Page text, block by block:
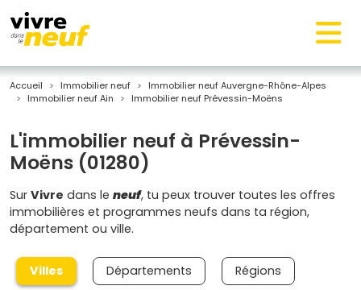
Accueil Immobilier neuf
Immobilier neuf Auvergne-Rhône-Alpes
Immobilier neuf Ain
Immobilier neuf Prévessin-Moëns
L'immobilier neuf à Prévessin-
Moëns (01280)
Sur Vivre dans le neuf, tu peux trouver toutes les offres
immobilières et programmes neufs dans ta région,
département ou ville.
Villes Départements Régions